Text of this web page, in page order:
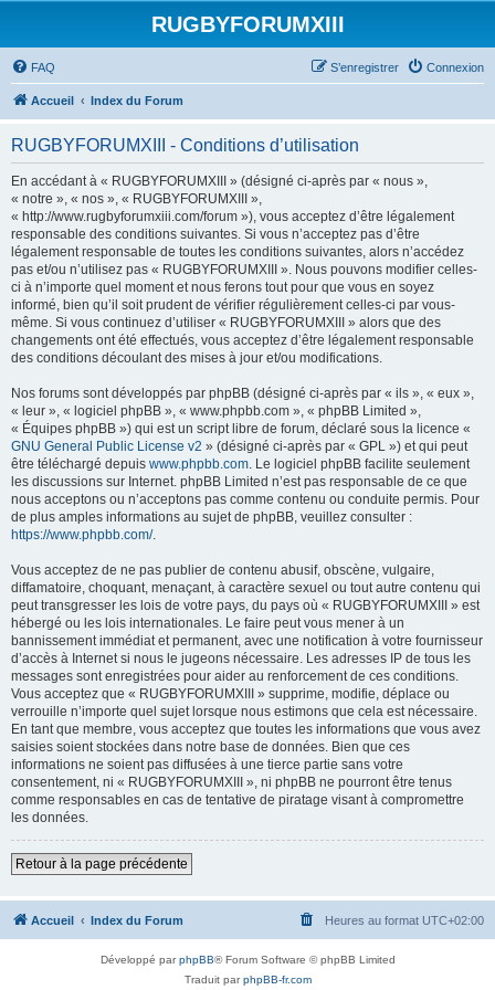
RUGBYFORUMXIII
FAQ Connexion
S’enregistrer
Accueil Index du Forum
RUGBYFORUMXIII - Conditions d’utilisation
En accédant à « RUGBYFORUMXIII » (désigné ci-après par « nous »,
« notre », « nos », « RUGBYFORUMXIII »,
« http://www.rugbyforumxiii.com/forum »), vous acceptez d’être légalement
responsable des conditions suivantes. Si vous n’acceptez pas d’être
légalement responsable de toutes les conditions suivantes, alors n’accédez
pas et/ou n’utilisez pas « RUGBYFORUMXIII ». Nous pouvons modifier celles-
ci à n’importe quel moment et nous ferons tout pour que vous en soyez
informé, bien qu’il soit prudent de vérifier régulièrement celles-ci par vous-
même. Si vous continuez d’utiliser « RUGBYFORUMXIII » alors que des
changements ont été effectués, vous acceptez d’être légalement responsable
des conditions découlant des mises à jour et/ou modifications.
Nos forums sont développés par phpBB (désigné ci-après par « ils », « eux »,
« leur », « logiciel phpBB », « www.phpbb.com », « phpBB Limited »,
« Équipes phpBB ») qui est un script libre de forum, déclaré sous la licence «
GNU General Public License v2 » (désigné ci-après par « GPL ») et qui peut
être téléchargé depuis www.phpbb.com. Le logiciel phpBB facilite seulement
les discussions sur Internet. phpBB Limited n’est pas responsable de ce que
nous acceptons ou n’acceptons pas comme contenu ou conduite permis. Pour
de plus amples informations au sujet de phpBB, veuillez consulter :
https://www.phpbb.com/.
Vous acceptez de ne pas publier de contenu abusif, obscène, vulgaire,
diffamatoire, choquant, menaçant, à caractère sexuel ou tout autre contenu qui
peut transgresser les lois de votre pays, du pays où « RUGBYFORUMXIII » est
hébergé ou les lois internationales. Le faire peut vous mener à un
bannissement immédiat et permanent, avec une notification à votre fournisseur
d’accès à Internet si nous le jugeons nécessaire. Les adresses IP de tous les
messages sont enregistrées pour aider au renforcement de ces conditions.
Vous acceptez que « RUGBYFORUMXIII » supprime, modifie, déplace ou
verrouille n’importe quel sujet lorsque nous estimons que cela est nécessaire.
En tant que membre, vous acceptez que toutes les informations que vous avez
saisies soient stockées dans notre base de données. Bien que ces
informations ne soient pas diffusées à une tierce partie sans votre
consentement, ni « RUGBYFORUMXIII », ni phpBB ne pourront être tenus
comme responsables en cas de tentative de piratage visant à compromettre
les données.
Retour à la page précédente
Accueil Index du Forum Heures au format UTC+02:00
Développé parphpBB® Forum Software © phpBB Limited
Traduit parphpBB-fr.com